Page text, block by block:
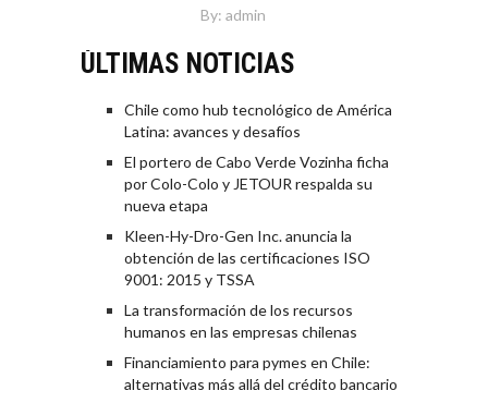
By: admin
ÚLTIMAS NOTICIAS
Chile como hub tecnológico de América
Latina: avances y desafíos
El portero de Cabo Verde Vozinha ficha
por Colo-Colo y JETOUR respalda su
nueva etapa
Kleen-Hy-Dro-Gen Inc. anuncia la
obtención de las certificaciones ISO
9001: 2015 y TSSA
La transformación de los recursos
humanos en las empresas chilenas
Financiamiento para pymes en Chile:
alternativas más allá del crédito bancario